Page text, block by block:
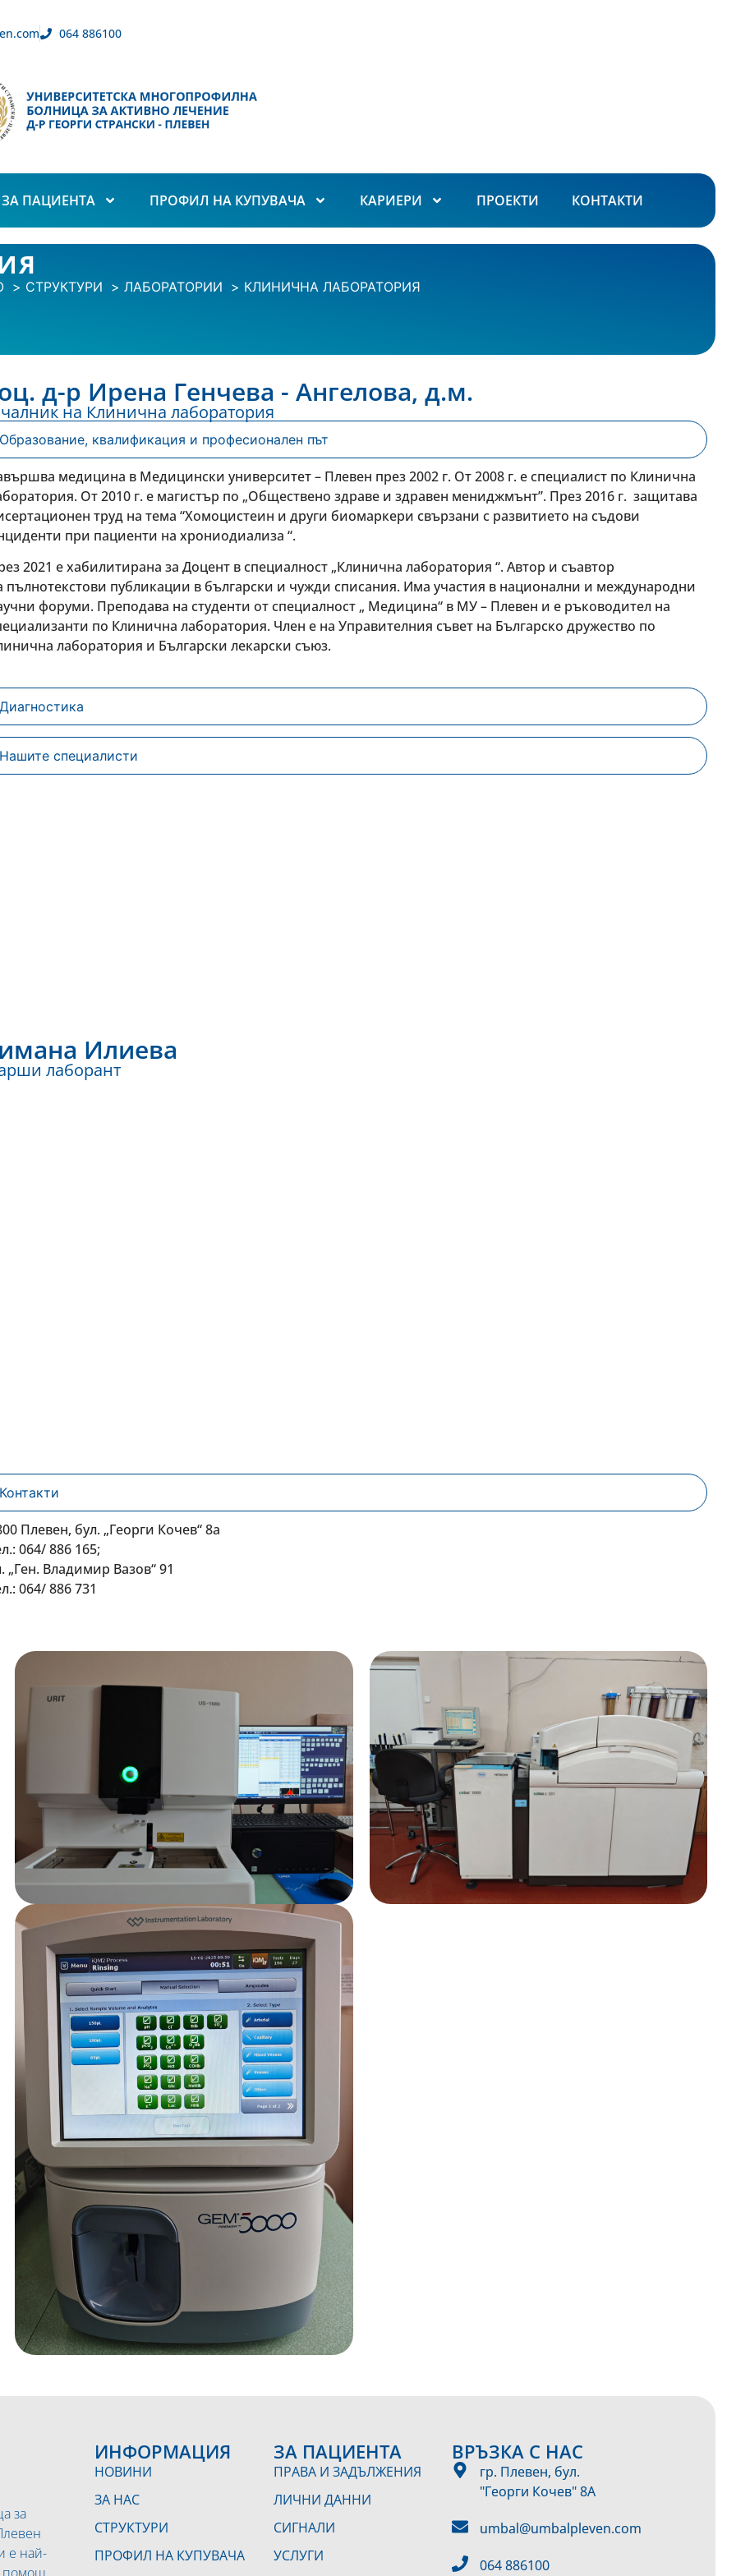
064 886100
ЗА ПАЦИЕНТА ПРОФИЛ НА КУПУВАЧА КАРИЕРИ ПРОЕКТИ КОНТАКТИ
СТРУКТУРИ ЛАБОРАТОРИИ КЛИНИЧНА ЛАБОРАТОРИЯ
д-р Ирена Генчева - Ангелова, д.м.
на Клинична лаборатория
Образование, квалификация и професионален път
медицина в Медицински университет – Плевен през 2002 г. От 2008 г. е специалист по Клинична
От 2010 г. е магистър по „Обществено здраве и здравен мениджмънт”. През 2016 г. защитава
труд на тема “Хомоцистеин и други биомаркери свързани с развитието на съдови
при пациенти на хрониодиализа “.
2021 е хабилитирана за Доцент в специалност „Клинична лаборатория “. Автор и съавтор
пълнотекстови публикации в български и чужди списания. Има участия в национални и международни
форуми. Преподава на студенти от специалност „ Медицина“ в МУ – Плевен и е ръководител на
по Клинична лаборатория. Член е на Управителния съвет на Българско дружество по
лаборатория и Български лекарски съюз.
Диагностика
Нашите специалисти
Илиева
лаборант
Контакти
Плевен, бул. „Георги Кочев“ 8а
064/ 886 165;
„Ген. Владимир Вазов“ 91
064/ 886 731
за
е най-
ИНФОРМАЦИЯ
НОВИНИ
ЗА НАС
СТРУКТУРИ
ПРОФИЛ НА КУПУВАЧА
ЗА ПАЦИЕНТА
ПРАВА И ЗАДЪЛЖЕНИЯ
ЛИЧНИ ДАННИ
СИГНАЛИ
УСЛУГИ
ВРЪЗКА С НАС
гр. Плевен, бул.
"Георги Кочев" 8А
umbal@umbalpleven.com
064 886100